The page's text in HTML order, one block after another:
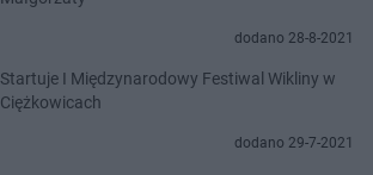
dodano 28-8-2021
Startuje I Międzynarodowy Festiwal Wikliny w
Ciężkowicach
dodano 29-7-2021